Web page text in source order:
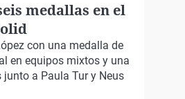
medallas en el
con una medalla de
en equipos mixtos y una
a Paula Tur y Neus